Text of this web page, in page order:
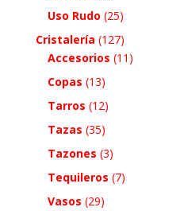
Uso Rudo (25)
Cristalería (127)
Accesorios (11)
Copas (13)
Tarros (12)
Tazas (35)
Tazones (3)
Tequileros (7)
Vasos (29)